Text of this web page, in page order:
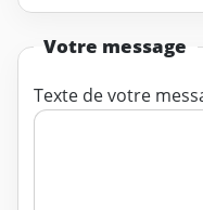
Votre message